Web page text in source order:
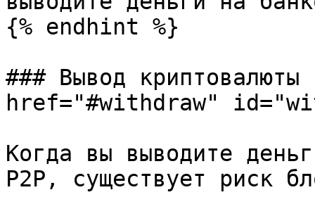
{% endhint %}
### Вывод
href="#withdraw"
Когда вы выводите
P2P, существует риск